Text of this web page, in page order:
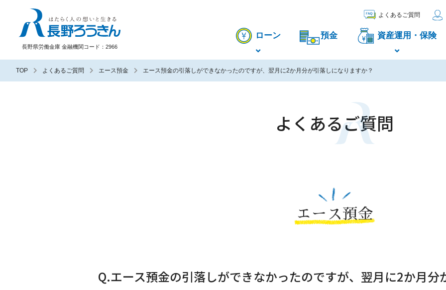
長野県労働金庫 金融機関コード：2966
ローン 預金 資産運用・保険
よくあるご質問
TOP よくあるご質問 エース預金 エース預金の引落しができなかったのですが、翌月に2か月分が引落しになりますか？
よくあるご質問
エース預金
Q.エース預金の引落しができなかったのですが、翌月に2か月分